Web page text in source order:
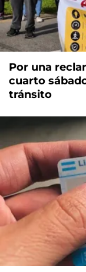
Por una
cuarto
tránsito